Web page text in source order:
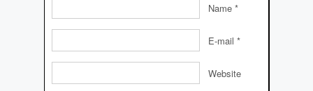
Name *
E-mail *
Website